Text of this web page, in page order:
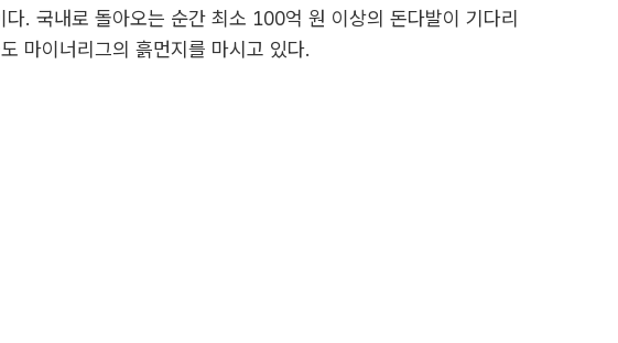
. 국내로 돌아오는 순간 최소 100억 원 이상의 돈다발이 기다리
마이너리그의 흙먼지를 마시고 있다.